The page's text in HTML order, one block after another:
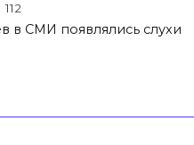
112
в СМИ появлялись слухи